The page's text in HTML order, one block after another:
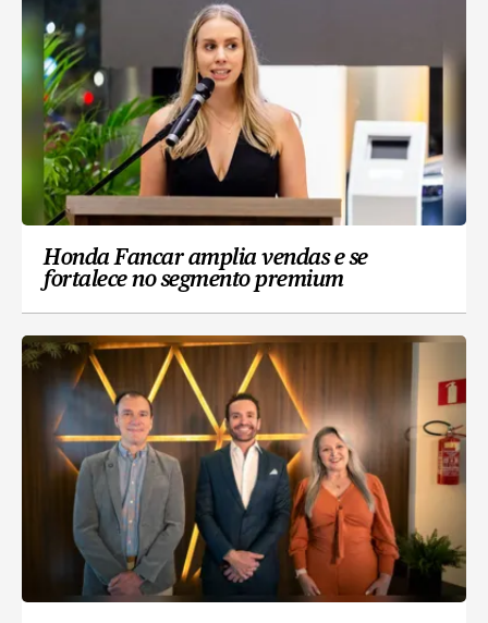
Honda Fancar amplia vendas e se
fortalece no segmento premium